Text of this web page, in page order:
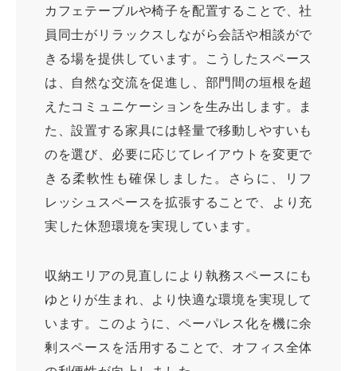
カフェテーブルや椅子を配置することで、社
員同士がリラックスしながら会話や相談がで
きる場を提供しています。こうしたスペース
は、自然な交流を促進し、部門間の垣根を超
えたコミュニケーションを生み出します。ま
た、設置する家具には軽量で移動しやすいも
のを選び、必要に応じてレイアウトを変更で
きる柔軟性も確保しました。さらに、リフ
レッシュスペースを拡張することで、より充
実した休憩環境を実現しています。
収納エリアの見直しにより執務スペースにも
ゆとりが生まれ、より快適な環境を実現して
います。このように、ペーパレス化を機に余
剰スペースを活用することで、オフィス全体